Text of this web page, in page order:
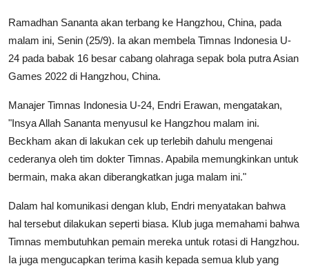
Ramadhan Sananta akan terbang ke Hangzhou, China, pada
malam ini, Senin (25/9). Ia akan membela Timnas Indonesia U-
24 pada babak 16 besar cabang olahraga sepak bola putra Asian
Games 2022 di Hangzhou, China.
Manajer Timnas Indonesia U-24, Endri Erawan, mengatakan,
"Insya Allah Sananta menyusul ke Hangzhou malam ini.
Beckham akan di lakukan cek up terlebih dahulu mengenai
cederanya oleh tim dokter Timnas. Apabila memungkinkan untuk
bermain, maka akan diberangkatkan juga malam ini."
Dalam hal komunikasi dengan klub, Endri menyatakan bahwa
hal tersebut dilakukan seperti biasa. Klub juga memahami bahwa
Timnas membutuhkan pemain mereka untuk rotasi di Hangzhou.
Ia juga mengucapkan terima kasih kepada semua klub yang